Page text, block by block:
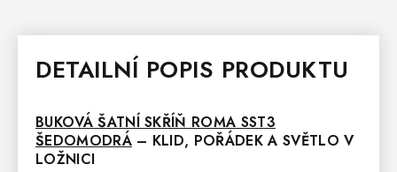
DETAILNÍ POPIS PRODUKTU
BUKOVÁ ŠATNÍ SKŘÍŇ ROMA SST3
ŠEDOMODRÁ– KLID, POŘÁDEK A SVĚTLO V
LOŽNICI